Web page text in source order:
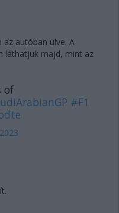
az autóban ülve. A
láthatjuk majd, mint az
of
#F1